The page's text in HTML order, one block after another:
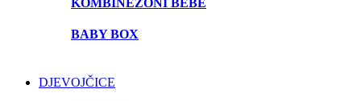
KOMBINEZONI BEBE
BABY BOX
DJEVOJČICE